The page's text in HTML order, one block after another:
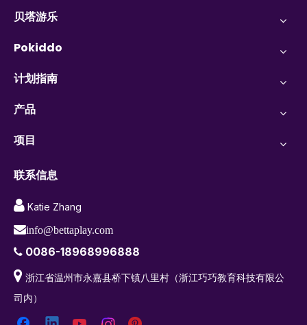
贝塔游乐
Pokiddo
计划指南
产品
项目
联系信息
 Katie Zhang
info@bettaplay.com
 0086-18968996888
 浙江省温州市永嘉县桥下镇八里村（浙江巧巧教育科技有限公
司内）